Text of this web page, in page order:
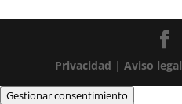
Privacidad |Aviso legal
Gestionar consentimiento